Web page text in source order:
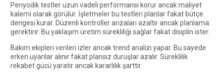
Periyodik testler uzun vadeli performansı korur ancak maliyet
kalemi olarak görülür. İşletmeler bu testleri planlar fakat bütçe
dengesi kurar. Düzenli kontroller arızaları azaltır ancak planlama
gerektirir. Bu yaklaşım üretim sürekliliği sağlar fakat disiplin ister.
Bakım ekipleri verileri izler ancak trend analizi yapar. Bu sayede
erken uyarılar alınır fakat plansız duruşlar azalır. Süreklilik
rekabet gücü yaratır ancak kararlılık şarttır.